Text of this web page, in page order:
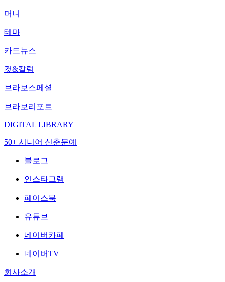
머니
테마
카드뉴스
컷&칼럼
브라보스페셜
브라보리포트
DIGITAL LIBRARY
50+ 시니어 신춘문예
블로그
인스타그램
페이스북
유튜브
네이버카페
네이버TV
회사소개